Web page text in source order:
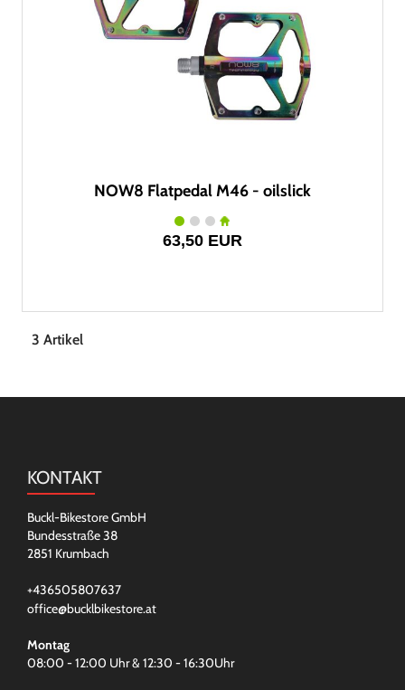
NOW8 Flatpedal M46 - oilslick
63,50 EUR
3 Artikel
KONTAKT
Buckl-Bikestore GmbH
Bundesstraße 38
2851 Krumbach
+436505807637
office@bucklbikestore.at
Montag
08:00 - 12:00 Uhr & 12:30 - 16:30Uhr